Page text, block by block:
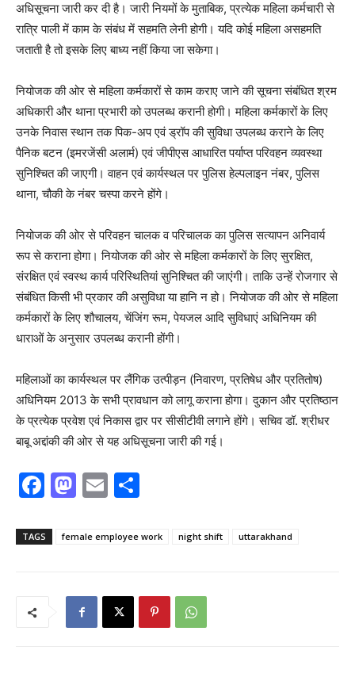
अधिसूचना जारी कर दी है। जारी नियमों के मुताबिक, प्रत्येक महिला कर्मचारी से
रात्रि पाली में काम के संबंध में सहमति लेनी होगी। यदि कोई महिला असहमति
जताती है तो इसके लिए बाध्य नहीं किया जा सकेगा।
नियोजक की ओर से महिला कर्मकारों से काम कराए जाने की सूचना संबंधित श्रम
अधिकारी और थाना प्रभारी को उपलब्ध करानी होगी। महिला कर्मकारों के लिए
उनके निवास स्थान तक पिक-अप एवं ड्रॉप की सुविधा उपलब्ध कराने के लिए
पैनिक बटन (इमरजेंसी अलार्म) एवं जीपीएस आधारित पर्याप्त परिवहन व्यवस्था
सुनिश्चित की जाएगी। वाहन एवं कार्यस्थल पर पुलिस हेल्पलाइन नंबर, पुलिस
थाना, चौकी के नंबर चस्पा करने होंगे।
नियोजक की ओर से परिवहन चालक व परिचालक का पुलिस सत्यापन अनिवार्य
रूप से कराना होगा। नियोजक की ओर से महिला कर्मकारों के लिए सुरक्षित,
संरक्षित एवं स्वस्थ कार्य परिस्थितियां सुनिश्चित की जाएंगी। ताकि उन्हें रोजगार से
संबंधित किसी भी प्रकार की असुविधा या हानि न हो। नियोजक की ओर से महिला
कर्मकारों के लिए शौचालय, चेंजिंग रूम, पेयजल आदि सुविधाएं अधिनियम की
धाराओं के अनुसार उपलब्ध करानी होंगी।
महिलाओं का कार्यस्थल पर लैंगिक उत्पीड़न (निवारण, प्रतिषेध और प्रतितोष)
अधिनियम 2013 के सभी प्रावधान को लागू कराना होगा। दुकान और प्रतिष्ठान
के प्रत्येक प्रवेश एवं निकास द्वार पर सीसीटीवी लगाने होंगे। सचिव डॉ. श्रीधर
बाबू अद्दांकी की ओर से यह अधिसूचना जारी की गई।
F
c
M
st
o
n
E
ai ar
TAGS female employee work night shift uttarakhand